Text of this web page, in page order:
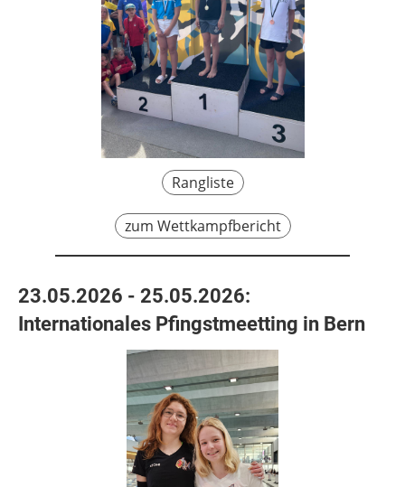
Rangliste
zum Wettkampfbericht
23.05.2026 - 25.05.2026:
Internationales Pfingstmeetting in Bern